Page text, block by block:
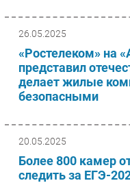
26.05.2025
«Ростелеком» на
представил
делает жилые
безопасными
20.05.2025
Более 800 камер
следить за ЕГЭ-